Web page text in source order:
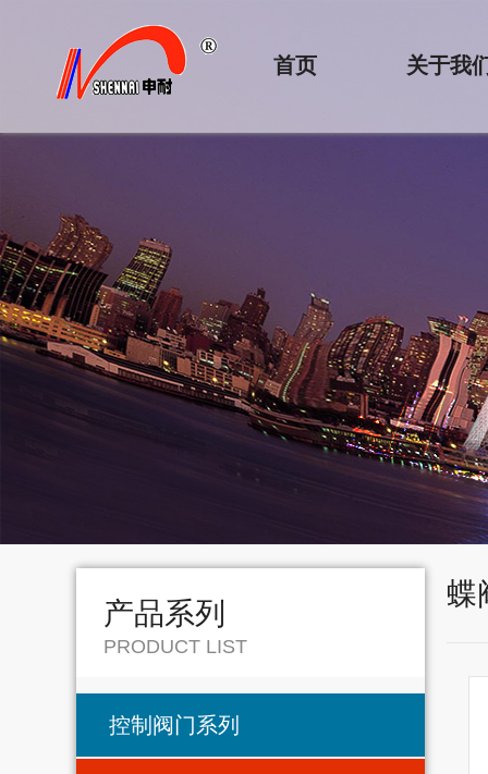
首页 关于我
产品系列
PRODUCT LIST
控制阀门系列
蝶